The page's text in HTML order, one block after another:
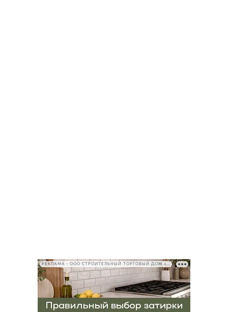
РЕКЛАМА • ООО СТРОИТЕЛЬНЫЙ ТОРГОВЫЙ ДОМ «ПЕТРОВИЧ», ИНН 7802348846